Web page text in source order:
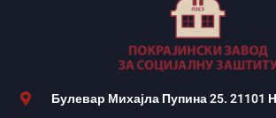
Булевар Михајла Пупина 25. 21101